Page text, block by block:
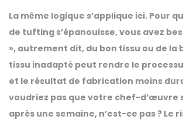
La même logique s’applique ici. Pour
de tufting s’épanouisse, vous avez
», autrement dit, du bon tissu ou de la
tissu inadapté peut rendre le
et le résultat de fabrication moins
voudriez pas que votre chef-d’œuvre
après une semaine, n’est-ce pas ? Le